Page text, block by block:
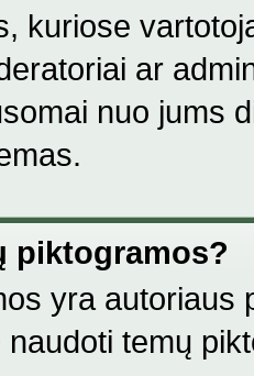
kuriose
ar
nuo jums
piktogramos?
yra autoriaus
temų